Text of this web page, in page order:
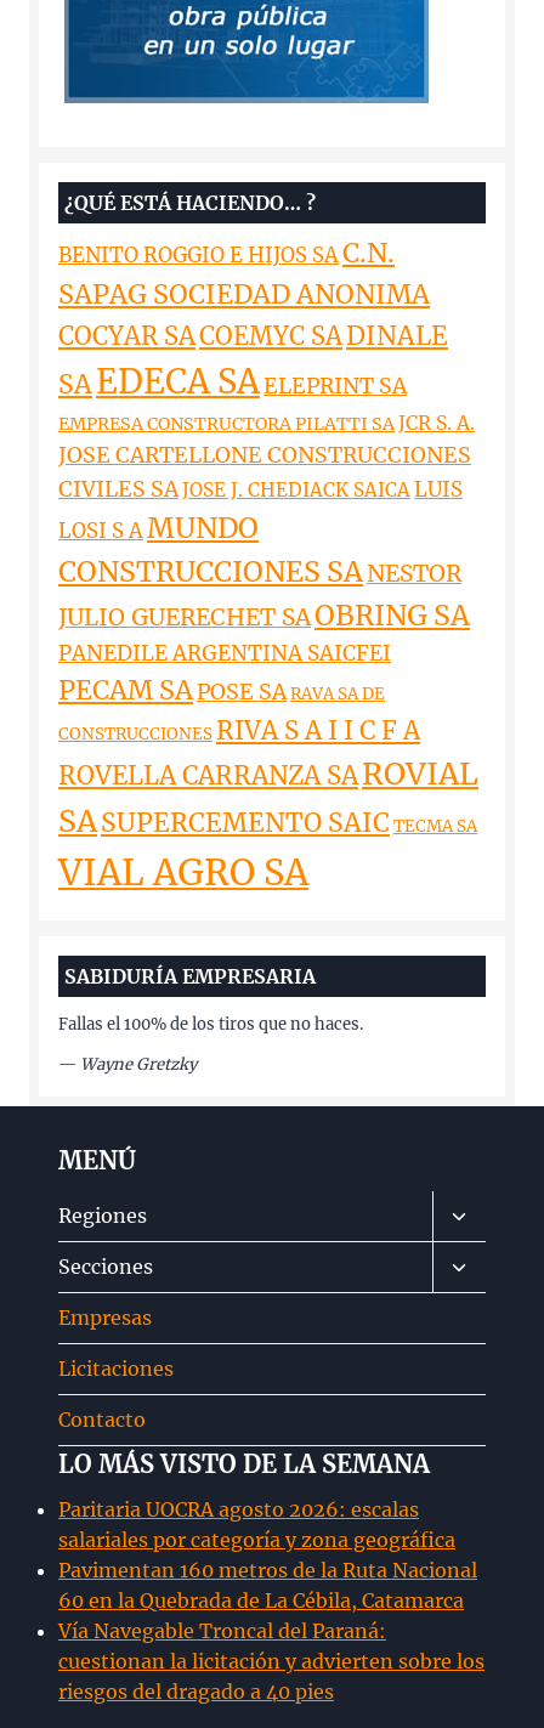
¿QUÉ ESTÁ HACIENDO… ?
BENITO ROGGIO E HIJOS SAC.N.
SAPAG SOCIEDAD ANONIMA
COCYAR SACOEMYC SADINALE
SAEDECA SAELEPRINT SA
EMPRESA CONSTRUCTORA PILATTI SAJCR S. A.
JOSE CARTELLONE CONSTRUCCIONES
CIVILES SAJOSE J. CHEDIACK SAICALUIS
LOSI S AMUNDO
CONSTRUCCIONES SANESTOR
JULIO GUERECHET SAOBRING SA
PANEDILE ARGENTINA SAICFEI
PECAM SAPOSE SARAVA SA DE
CONSTRUCCIONES RIVA S A I I C F A
ROVELLA CARRANZA SAROVIAL
SASUPERCEMENTO SAIC TECMA SA
VIAL AGRO SA
SABIDURÍA EMPRESARIA
Fallas el 100% de los tiros que no haces.
— Wayne Gretzky
MENÚ
Regiones
Alternar
menú
hijo
Secciones
Alternar
menú
Empresas
Licitaciones
Contacto
LO MÁS VISTO DE LA SEMANA
Paritaria UOCRA agosto 2026: escalas
salariales por categoría y zona geográfica
Pavimentan 160 metros de la Ruta Nacional
60 en la Quebrada de La Cébila, Catamarca
Vía Navegable Troncal del Paraná:
cuestionan la licitación y advierten sobre los
riesgos del dragado a 40 pies